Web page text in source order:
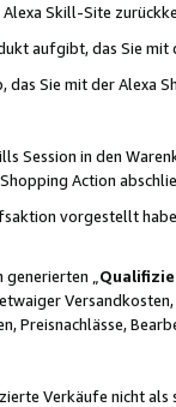
Skill-Site
aufgibt, das Sie mit
das Sie mit der Alexa
Session in den
Action
vorgestellt
„
Preisnachlässe,
Verkäufe nicht